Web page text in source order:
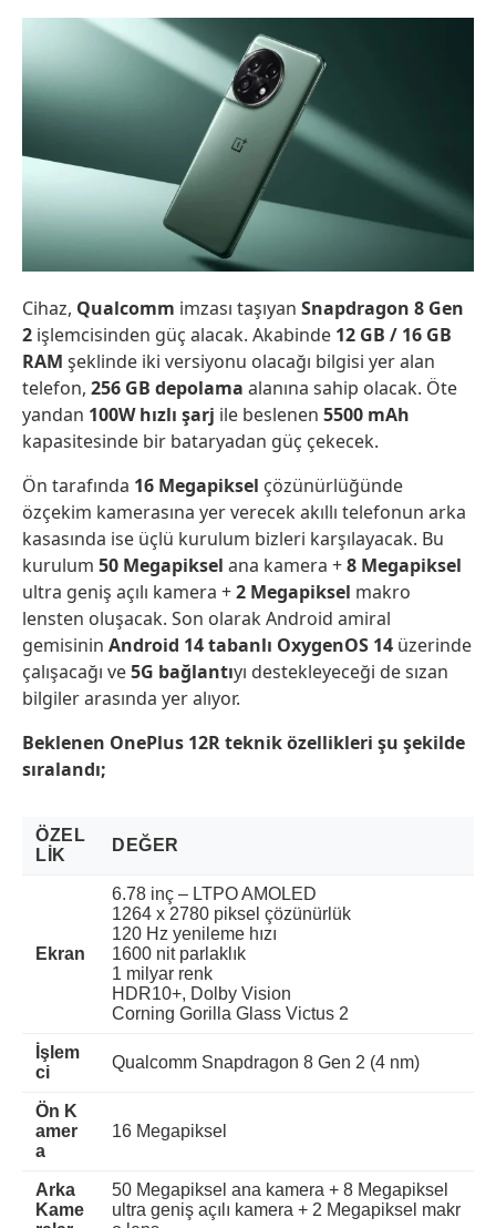
Cihaz, Qualcomm imzası taşıyan Snapdragon 8 Gen
2 işlemcisinden güç alacak. Akabinde 12 GB / 16 GB
RAM şeklinde iki versiyonu olacağı bilgisi yer alan
telefon, 256 GB depolama alanına sahip olacak. Öte
yandan 100W hızlı şarj ile beslenen 5500 mAh
kapasitesinde bir bataryadan güç çekecek.
Ön tarafında 16 Megapiksel çözünürlüğünde
özçekim kamerasına yer verecek akıllı telefonun arka
kasasında ise üçlü kurulum bizleri karşılayacak. Bu
kurulum 50 Megapiksel ana kamera +8 Megapiksel
ultra geniş açılı kamera +2 Megapiksel makro
lensten oluşacak. Son olarak Android amiral
gemisinin Android 14 tabanlı OxygenOS 14 üzerinde
çalışacağı ve5G bağlantıyı destekleyeceği de sızan
bilgiler arasında yer alıyor.
Beklenen OnePlus 12R teknik özellikleri şu şekilde
sıralandı;
ÖZEL
LIK
DEĞER
Ekran
6.78 inç – LTPO AMOLED
1264 x 2780 piksel çözünürlük
120 Hz yenileme hızı
1600 nit parlaklık
1 milyar renk
HDR10+, Dolby Vision
Corning Gorilla Glass Victus 2
İşlem
ci
Qualcomm Snapdragon 8 Gen 2 (4 nm)
Ön K
amer
a
16 Megapiksel
Arka
Kame
50 Megapiksel ana kamera + 8 Megapiksel
ultra geniş açılı kamera + 2 Megapiksel makr